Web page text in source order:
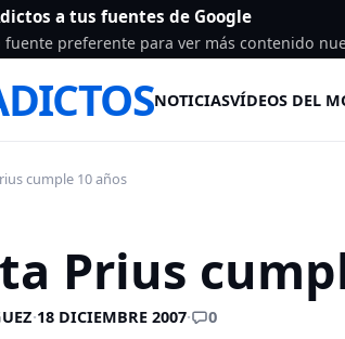
a tus fuentes de Google
fuente preferente para ver más contenido
NOTICIASVÍDEOS DEL
cumple 10 años
Prius
·18 DICIEMBRE 2007· 0